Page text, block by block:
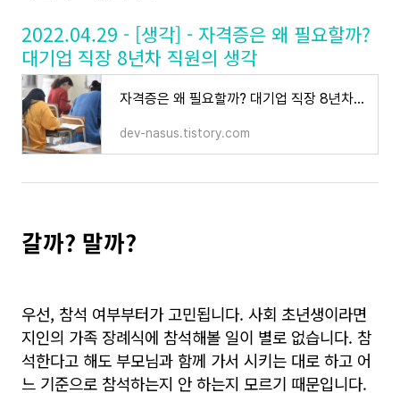
2022.04.29 - [생각] - 자격증은 왜 필요할까?
대기업 직장 8년차 직원의 생각
자격증은 왜 필요할까? 대기업 직장 8년차 직원의 생각
dev-nasus.tistory.com
갈까? 말까?
우선, 참석 여부부터가 고민됩니다. 사회 초년생이라면
지인의 가족 장례식에 참석해볼 일이 별로 없습니다. 참
석한다고 해도 부모님과 함께 가서 시키는 대로 하고 어
느 기준으로 참석하는지 안 하는지 모르기 때문입니다.